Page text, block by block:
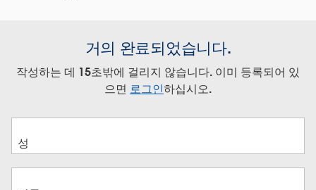
거의 완료되었습니다.
작성하는 데 15초밖에 걸리지 않습니다. 이미 등록되어 있
으면 로그인하십시오.